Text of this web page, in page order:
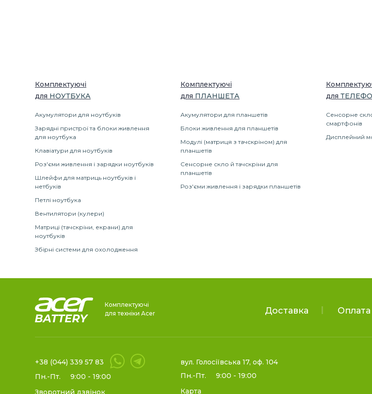
Комплектуючі
для НОУТБУКА
Акумулятори для ноутбуків
Зарядні пристрої та блоки живлення
для ноутбука
Клавіатури для ноутбуків
Роз'єми живлення і зарядки ноутбуків
Шлейфи для матриць ноутбуків і
нетбуків
Петлі ноутбука
Вентилятори (кулери)
Матриці (тачскріни, екрани) для
ноутбуків
Збірні системи для охолодження
Комплектуючі
для ПЛАНШЕТА
Акумулятори для планшетів
Блоки живлення для планшетів
Модулі (матриця з тачскріном) для
планшетів
Сенсорне скло й тачскріни для
планшетів
Роз'єми живлення і зарядки планшетів
для
Сенсорне
смартфонів
Дисплейний
Комплектуючі
для техніки Acer
Доставка Оплата
+38 (044) 339 57 83
Пн.-Пт.
9:00 - 19:00
Зворотний дзвінок
вул. Голосіївська 17, оф. 104
Пн.-Пт.
9:00 - 19:00
Карта